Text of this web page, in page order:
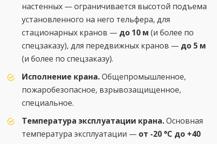
настенных — ограничивается высотой подъема
установленного на него тельфера, для
стационарных кранов — до 10 м (и более по
спецзаказу), для передвижных кранов — до 5 м
(и более по спецзаказу).
Исполнение крана.Общепромышленное,
пожаробезопасное, взрывозащищенное,
специальное.
Температура эксплуатации крана.Основная
температура эксплуатации — от -20 °С до +40